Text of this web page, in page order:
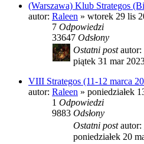
(Warszawa) Klub Strategos
autor: Raleen » wtorek 29 lis
7 Odpowiedzi
33647 Odsłony
Ostatni postautor:
piątek 31 mar
VIII Strategos (11-12 marca
autor: Raleen » poniedziałek
1 Odpowiedzi
9883 Odsłony
Ostatni postautor:
poniedziałek 20